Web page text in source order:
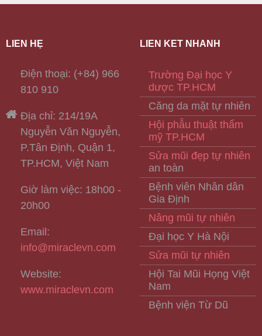
LIÊN HỆ
Điện thoại: (+84) 966
810 910
Địa chỉ: 214/19A
Nguyễn Văn Nguyễn,
P.Tân Định, Quận 1,
TP.HCM, Việt Nam
Giờ làm việc: 18h00 -
20h00
Email:
info@miraclevn.com
Website:
www.miraclevn.com
LIÊN KẾT NHANH
Trường Đại học Y
dược TP.HCM
Căng da mặt tự nhiên
Hội phẫu thuật thẩm
mỹ TP.HCM
Sửa mũi đẹp tự nhiên
an toàn
Bệnh viên Nhân dân
Gia Định
Nâng mũi tự nhiên
Đại học Y Hà Nội
Sửa mũi tự nhiên
Hội Tai Mũi Họng Việt
Nam
Bệnh viện Từ Dũ